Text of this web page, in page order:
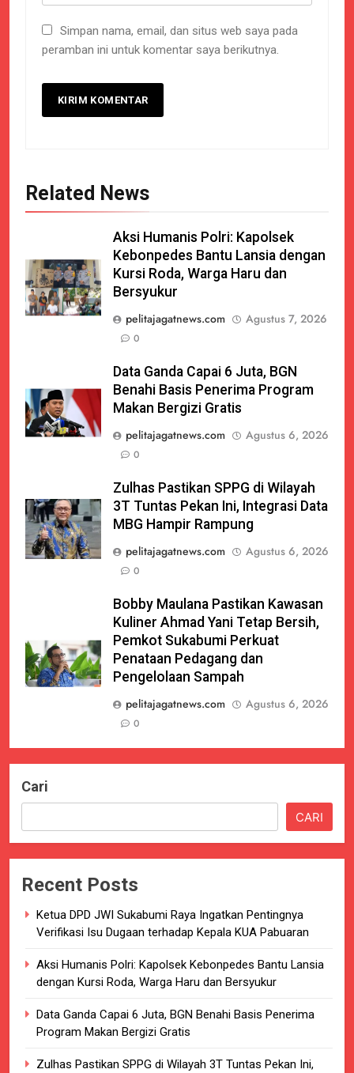
Simpan nama, email, dan situs web saya pada
peramban ini untuk komentar saya berikutnya.
Related News
Aksi Humanis Polri: Kapolsek
Kebonpedes Bantu Lansia dengan
Kursi Roda, Warga Haru dan
Bersyukur
pelitajagatnews.com
Agustus 7, 2026
0
Data Ganda Capai 6 Juta, BGN
Benahi Basis Penerima Program
Makan Bergizi Gratis
pelitajagatnews.com
Agustus 6, 2026
0
Zulhas Pastikan SPPG di Wilayah
3T Tuntas Pekan Ini, Integrasi Data
MBG Hampir Rampung
pelitajagatnews.com
Agustus 6, 2026
0
Bobby Maulana Pastikan Kawasan
Kuliner Ahmad Yani Tetap Bersih,
Pemkot Sukabumi Perkuat
Penataan Pedagang dan
Pengelolaan Sampah
pelitajagatnews.com
Agustus 6, 2026
0
Cari
CARI
Recent Posts
Ketua DPD JWI Sukabumi Raya Ingatkan Pentingnya
Verifikasi Isu Dugaan terhadap Kepala KUA Pabuaran
Aksi Humanis Polri: Kapolsek Kebonpedes Bantu Lansia
dengan Kursi Roda, Warga Haru dan Bersyukur
Data Ganda Capai 6 Juta, BGN Benahi Basis Penerima
Program Makan Bergizi Gratis
Zulhas Pastikan SPPG di Wilayah 3T Tuntas Pekan Ini,